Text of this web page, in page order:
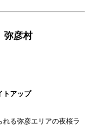
弥彦村
トアップ
る弥彦エリアの夜桜ラ